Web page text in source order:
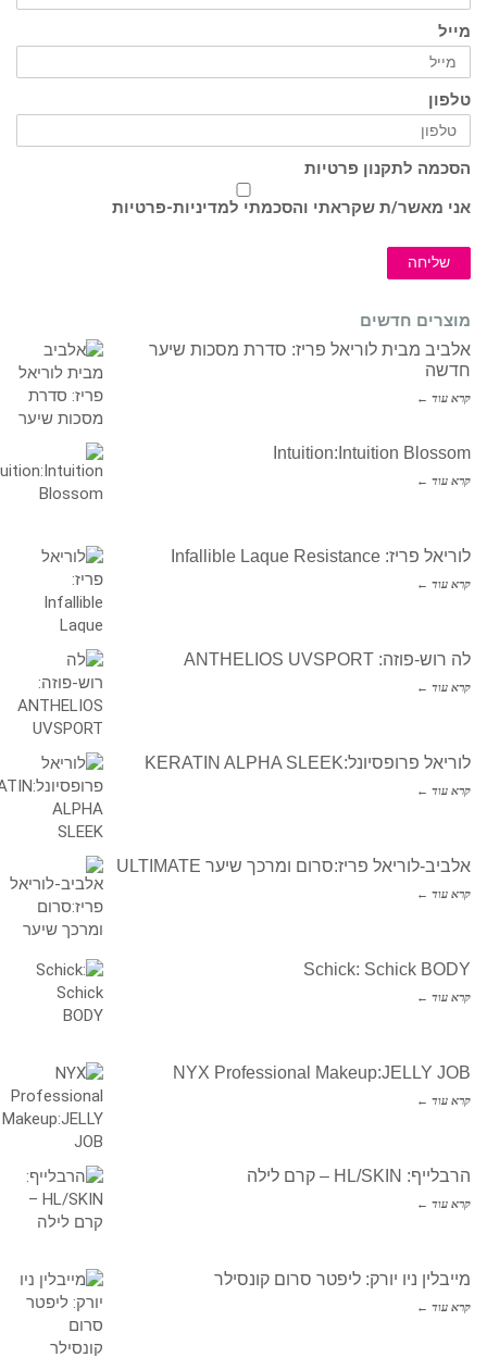
מייל
טלפון
הסכמה לתקנון פרטיות
אני מאשר/ת שקראתי והסכמתי למדיניות-פרטיות
שליחה
מוצרים חדשים
אלביב מבית לוריאל פריז: סדרת מסכות שיער
חדשה
קרא עוד ←
Intuition:Intuition Blossom
קרא עוד ←
לוריאל פריז: Infallible Laque Resistance
קרא עוד ←
לה רוש-פוזה: ANTHELIOS UVSPORT
קרא עוד ←
לוריאל פרופסיונל:KERATIN ALPHA SLEEK
קרא עוד ←
אלביב-לוריאל פריז:סרום ומרכך שיער ULTIMATE
קרא עוד ←
Schick: Schick BODY
קרא עוד ←
NYX Professional Makeup:JELLY JOB
קרא עוד ←
הרבלייף: HL/SKIN – קרם לילה
קרא עוד ←
מייבלין ניו יורק: ליפטר סרום קונסילר
קרא עוד ←